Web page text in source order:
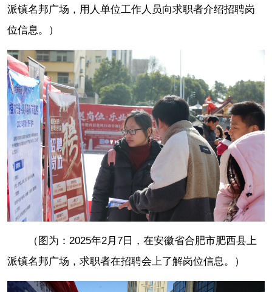
派镇名邦广场，用人单位工作人员向求职者介绍招聘岗
位信息。）
（图为：2025年2月7日，在安徽省合肥市肥西县上
派镇名邦广场，求职者在招聘会上了解岗位信息。）